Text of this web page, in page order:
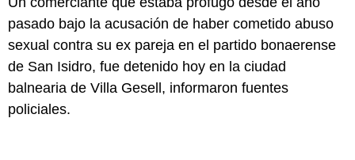
pasado bajo la acusación de haber cometido abuso
sexual contra su ex pareja en el partido bonaerense
de San Isidro, fue detenido hoy en la ciudad
balnearia de Villa Gesell, informaron fuentes
policiales.